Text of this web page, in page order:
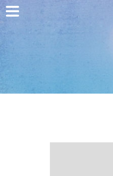
Home